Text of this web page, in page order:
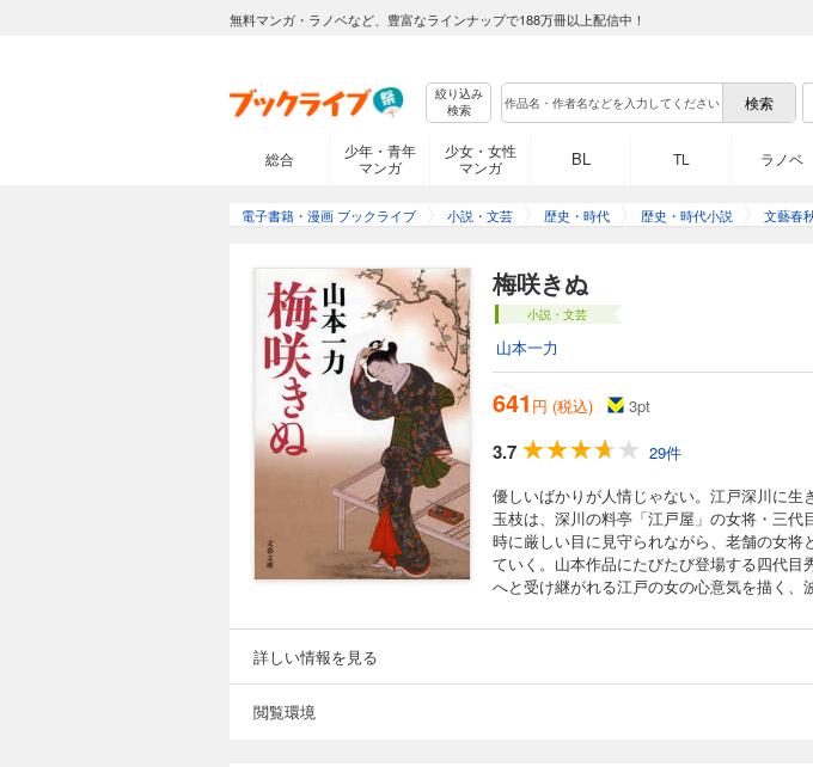
無料マンガ・ラノベなど、豊富なラインナップで188万冊以上配信中！
絞り込み
検索
総合
少年・青年
マンガ
少女・女性
マンガ
BL TL ラノベ
電子書籍・漫画 ブックライブ 小説・文芸 歴史・時代 歴史・時代小説 文藝春
梅咲きぬ
小説・文芸
山本一力
641 円 (税込) 3pt
3.7
29件
優しいばかりが人情じゃない。江戸深川に生
玉枝は、深川の料亭「江戸屋」の女将・三代
時に厳しい目に見守られながら、老舗の女将
ていく。山本作品にたびたび登場する四代
へと受け継がれる江戸の女の心意気を描く、
詳しい情報を見る
閲覧環境